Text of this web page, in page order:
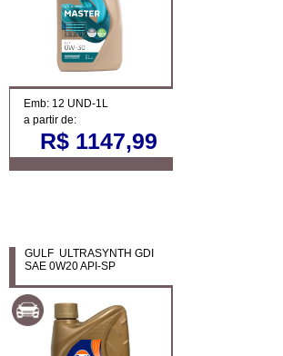
Emb: 12 UND-1L
a partir de:
R$ 1147,99
GULF ULTRASYNTH GDI
SAE 0W20 API-SP